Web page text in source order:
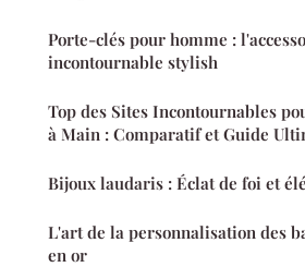
Porte-clés pour homme :
incontournable stylish
Top des Sites Incontournables
à Main : Comparatif et Guide
Bijoux laudaris : Éclat de foi et
L'art de la personnalisation des
en or